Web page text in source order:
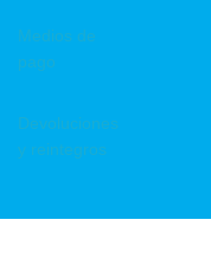
Medios de
pago
Devoluciones
y reintegros